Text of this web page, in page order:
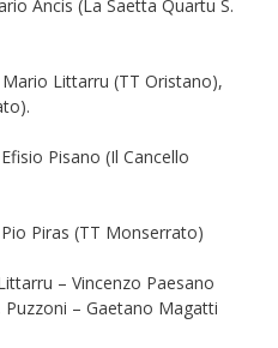
Ancis (La Saetta Quartu S.
Mario Littarru (TT Oristano),
Pisano (Il Cancello
Pio Piras (TT Monserrato)
– Vincenzo Paesano
– Gaetano Magatti